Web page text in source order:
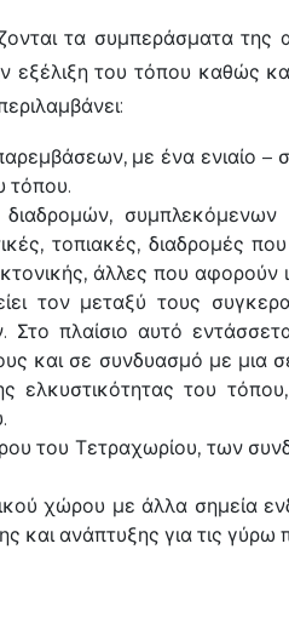
τα συμπεράσματα της
εξέλιξη του τόπου καθώς
με ένα ενιαίο –
τόπου.
τοπιακές, διαδρομές
άλλες που αφορούν
τον μεταξύ τους
Στο πλαίσιο αυτό
και σε συνδυασμό με
ελκυστικότητας του
του Τετραχωρίου, των
χώρου με άλλα σημεία
και ανάπτυξης για τις γύρω